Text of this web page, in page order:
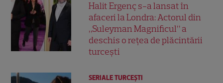
Halit Ergenç s-a lansat în
afaceri la Londra: Actorul din
„Suleyman Magnificul” a
deschis o rețea de plăcintării
turcești
SERIALE TURCEŞTI